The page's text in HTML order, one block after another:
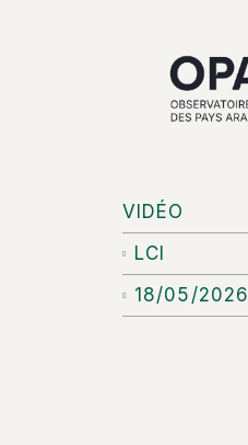
VIDÉO
LCI
18/05/2026